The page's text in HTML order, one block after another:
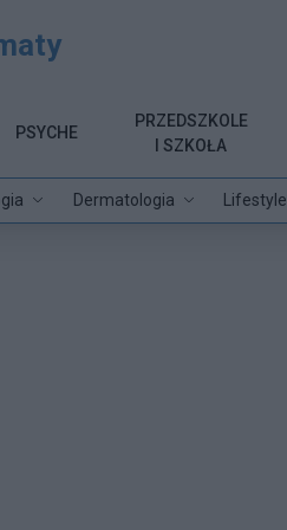
Dermatologia Lifestyle
PSYCHE
PRZEDSZKOLE
I SZKOŁA